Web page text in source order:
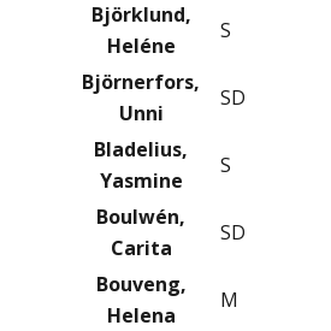
Björklund,
Heléne
S
Björnerfors,
Unni
SD
Bladelius,
Yasmine
S
Boulwén,
Carita
SD
Bouveng,
Helena
M